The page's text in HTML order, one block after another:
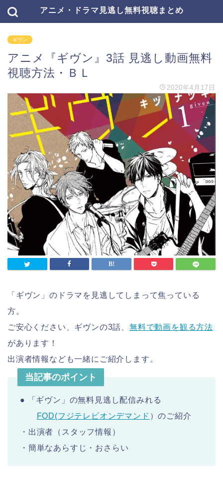
アニメ・ドラマ見逃し無料視聴まとめ
ギヴン
アニメ『ギヴン』3話 見逃し動画無料
視聴方法・ＢＬ
2020年4月17日
「ギヴン」のドラマを見逃してしまって焦っている
方。
ご安心ください、ギヴンの3話、 無料で動画を観る方法
があります！
出演者情報なども一緒にご紹介します。
当記事のポイント
● 「ギヴン」の無料見逃し配信みれる
FOD(フジテレビオンデマンド ）のご紹介
・出演者（スタッフ情報）
・簡単なあらすじ・おさらい